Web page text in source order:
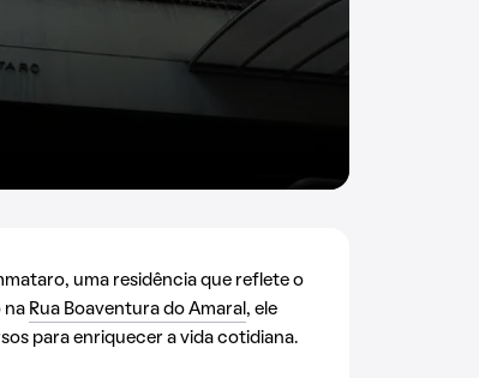
uma residência que reflete o
na Rua Boaventura do Amaral , ele
para enriquecer a vida cotidiana.